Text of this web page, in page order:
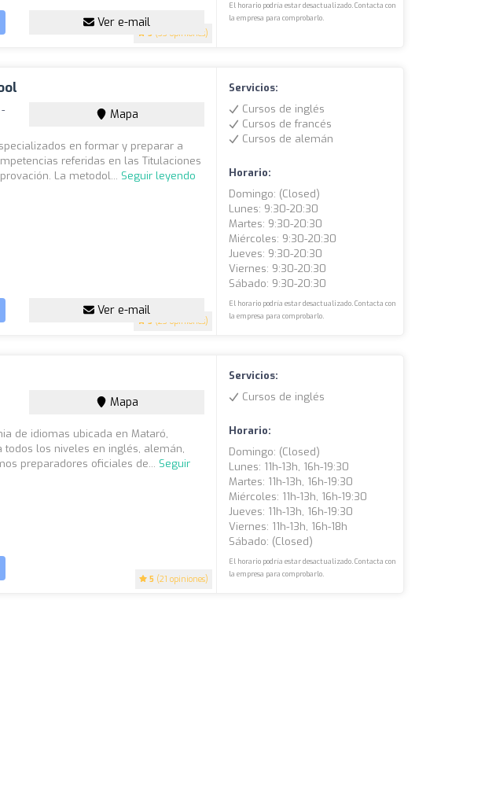
5 (33 opiniones)
Ver e-mail
El horario podría estar desactualizado. Contacta con
la empresa para comprobarlo.
5 (23 opiniones)
Mapa
en formar y preparar a
referidas en las Titulaciones
La metodol... Seguir leyendo
Ver e-mail
Servicios:
Cursos de inglés
Cursos de francés
Cursos de alemán
Horario:
Domingo: (closed)
Lunes: 9:30-20:30
Martes: 9:30-20:30
Miércoles: 9:30-20:30
Jueves: 9:30-20:30
Viernes: 9:30-20:30
Sábado: 9:30-20:30
El horario podría estar desactualizado. Contacta con
la empresa para comprobarlo.
5 (21 opiniones)
Mapa
de idiomas ubicada en Mataró,
todos los niveles en inglés, alemán,
preparadores oficiales de... Seguir
Servicios:
Cursos de inglés
Horario:
Domingo: (closed)
Lunes: 11h-13h, 16h-19:30
Martes: 11h-13h, 16h-19:30
Miércoles: 11h-13h, 16h-19:30
Jueves: 11h-13h, 16h-19:30
Viernes: 11h-13h, 16h-18h
Sábado: (closed)
El horario podría estar desactualizado. Contacta con
la empresa para comprobarlo.